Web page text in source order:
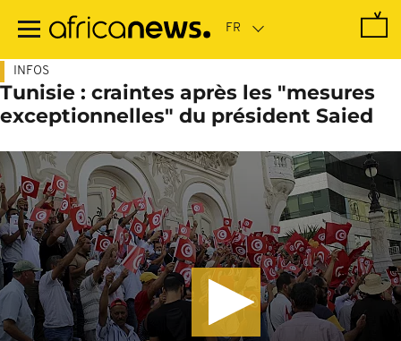
contenu
INFOS
Tunisie : craintes après les "mesures
exceptionnelles" du président Saied